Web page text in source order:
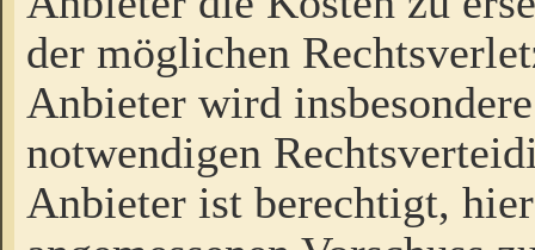
der möglichen
Anbieter wird
notwendigen
Anbieter ist berechtigt,